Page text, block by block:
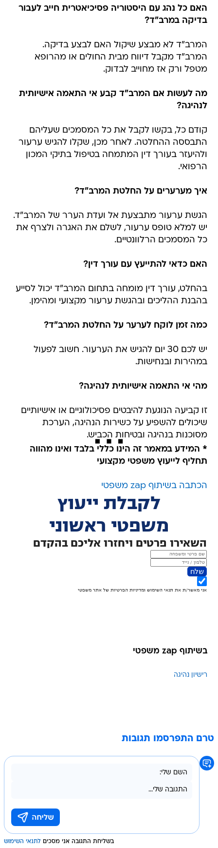
האם כל נהג עם היסטוריה פסיכיאטרית חייב לעבור
בדיקה במרב"ד?
המרב"ד לא מבצע שיקול האם לבצע בדיקה.
המרב"ד מקבל דיווח מבית החולים או מהרופא
מטפל ורק אז מחוייב לבדוק.
מה לעשות אם המרב"ד קבע אי התאמה אישיותית
לנהיגה?
קודם כל, בקשו לקבל את כל המסמכים שעליהם
התבססה ההחלטה. לאחר מכן, שקלו להגיש ערעור
ולהיעזר בעורך דין המתמחה בטיפול בתיקי המכון
הרפואי.
איך מערערים על החלטת המרב"ד?
הגשת ערעור מתבצעת אל ועדת הערר של המרב"ד.
יש למלא טופס ערעור, לשלם את האגרה ולצרף את
כל המסמכים הרלוונטיים.
האם כדאי להתייעץ עם עורך דין?
בהחלט, עורך דין מומחה בתחום המרב"ד יכול לסייע
בהבנת ההליכים ובהגשת ערעור מקצועי ומהימן.
כמה זמן לוקח לערער על החלטת המרב"ד?
יש לכם 30 יום להגיש את הערעור. חשוב לפעול
במהירות ובנחישות.
מהי אי התאמה אישיותית לנהיגה?
זו קביעה הנוגעת להיבטים פסיכולוגיים או אישיותיים
שיכולים להשפיע על כשירות הנהיגה, הערכת
מסוכנות בנהיגה ובטיחות הכביש.
* המידע במאמר זה הינו כללי בלבד ואינו מהווה
תחליף לייעוץ משפטי מקצועי
הכתבה בשיתוף zap משפטי
בשיתוף zap משפטי
רישיון נהיגה
טרם התפרסמו תגובות
בשליחת התגובה אני מסכים לתנאי השימוש